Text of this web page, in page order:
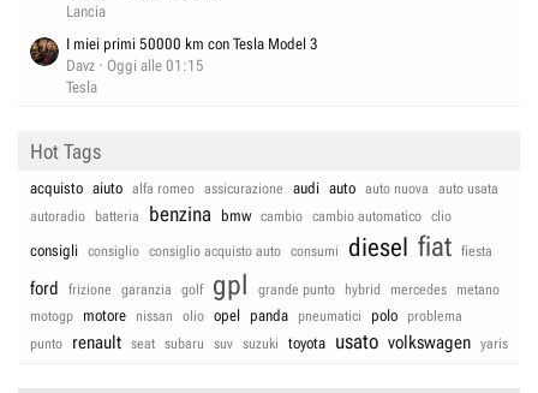
Lancia
I miei primi 50000 km con Tesla Model 3
Davz
Oggi alle 01:15
Tesla
Hot Tags
acquisto aiuto alfa romeo assicurazione audi auto auto nuova
auto usata
autoradio
batteria benzina bmw cambio cambio automatico clio
consigli consiglio consiglio acquisto auto consumi diesel fiat fiesta
ford frizione garanzia golf gpl grande punto hybrid mercedes
metano
motogp
motore nissan olio opel panda pneumatici polo
problema
punto
renault seat subaru suv suzuki toyota usato volkswagen yaris